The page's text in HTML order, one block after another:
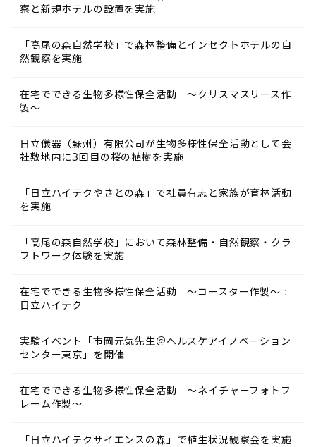
察と新規ホテルの設置を実施
「高尾の森自然学校」で森林整備とインセクトホテルの自
然観察を実施
在宅でできる生物多様性保全活動 ～クリスマスリース作
製～
日立儀器（蘇州）有限公司が生物多様性保全活動として会
社敷地内に3回目の桜の植樹を実施
「日立ハイテクやさとの森」で社員有志と家族が育林活動
を実施
「高尾の森自然学校」において森林整備・自然観察・クラ
フトワーク体験を実施
在宅でできる生物多様性保全活動 ～コースター作製～ :
日立ハイテク
実験イベント「市岡元気先生＠ヘルスケアイノベーション
センター東京」を開催
在宅でできる生物多様性保全活動 ～ネイチャーフォトフ
レーム作製～
「日立ハイテクサイエンスの森」で植生状況観察会を実施